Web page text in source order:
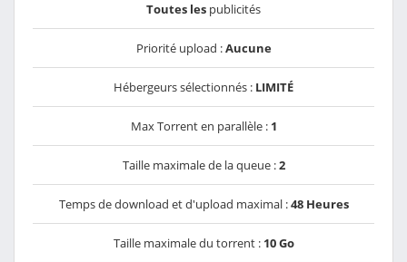
Toutes les publicités
Priorité upload :Aucune
Hébergeurs sélectionnés : LIMITÉ
Max Torrent en parallèle : 1
Taille maximale de la queue :2
Temps de download et d'upload maximal :48 Heures
Taille maximale du torrent : 10 Go